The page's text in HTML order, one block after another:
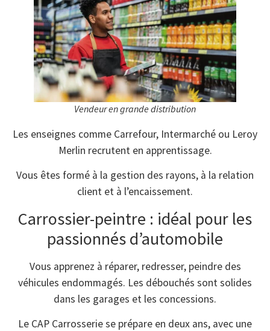
Vendeur en grande distribution
Les enseignes comme Carrefour, Intermarché ou Leroy
Merlin recrutent en apprentissage.
Vous êtes formé à la gestion des rayons, à la relation
client et à l’encaissement.
Carrossier-peintre : idéal pour les
passionnés d’automobile
Vous apprenez à réparer, redresser, peindre des
véhicules endommagés. Les débouchés sont solides
dans les garages et les concessions.
Le CAP Carrosserie se prépare en deux ans, avec une